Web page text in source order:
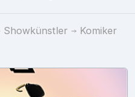
Showkünstler
Komiker